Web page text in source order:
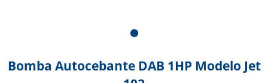
Bomba Autocebante DAB 1HP Modelo Jet